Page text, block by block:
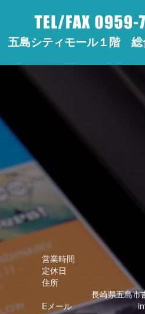
五島シティモール１階 総
営業時間
定休日
住所
長崎県五島市
Eメール